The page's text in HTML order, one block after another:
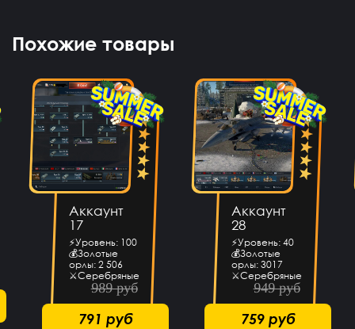
Похожие товары
Аккаунт
17
⚡Уровень: 100
💰Золотые
орлы: 2 506
⚔Серебряные
львы: 2 747 521
989 руб
791 руб
Аккаунт
28
⚡Уровень: 40
💰Золотые
орлы: 3017
⚔Серебряные
львы: 1 153 950
949 руб
759 руб
Азиз Шарипов10 часов назад
Это правда
Данил Сало9 часов назад
Норм
NK
Nikita Kuvshinov8 часов назад
LP彡F A G E N7 часов назад
Очень круто, купил акк, все работает
Аким Братов 7 часов назад